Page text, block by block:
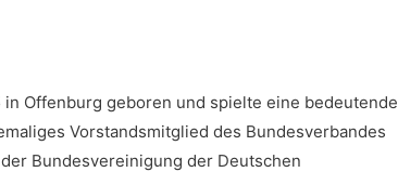
in ⁢Offenburg geboren und spielte eine bedeutende
Vorstandsmitglied ⁤des‌ Bundesverbandes
Bundesvereinigung der Deutschen